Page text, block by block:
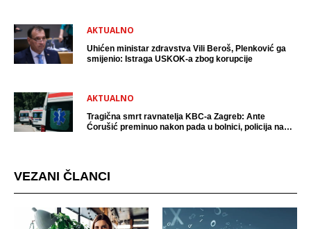
AKTUALNO
Uhićen ministar zdravstva Vili Beroš, Plenković ga
smijenio: Istraga USKOK-a zbog korupcije
AKTUALNO
Tragična smrt ravnatelja KBC-a Zagreb: Ante
Ćorušić preminuo nakon pada u bolnici, policija na
VEZANI ČLANCI